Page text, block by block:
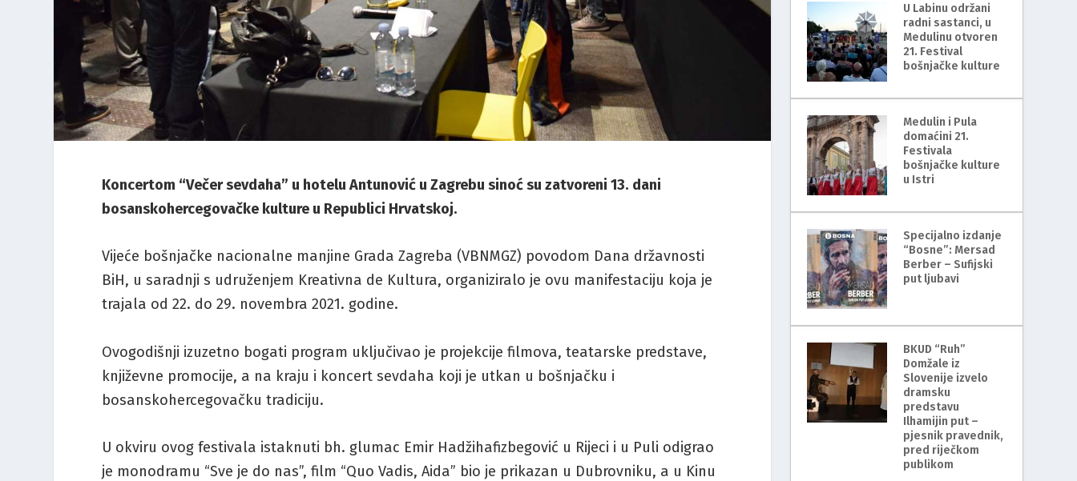
Koncertom “Večer sevdaha” u hotelu Antunović u Zagrebu sinoć su zatvoreni 13. dani
bosanskohercegovačke kulture u Republici Hrvatskoj.
Vijeće bošnjačke nacionalne manjine Grada Zagreba (VBNMGZ) povodom Dana državnosti
BiH, u saradnji s udruženjem Kreativna de Kultura, organiziralo je ovu manifestaciju koja je
trajala od 22. do 29. novembra 2021. godine.
Ovogodišnji izuzetno bogati program uključivao je projekcije filmova, teatarske predstave,
književne promocije, a na kraju i koncert sevdaha koji je utkan u bošnjačku i
bosanskohercegovačku tradiciju.
U okviru ovog festivala istaknuti bh. glumac Emir Hadžihafizbegović u Rijeci i u Puli odigrao
je monodramu “Sve je do nas”, film “Quo Vadis, Aida” bio je prikazan u Dubrovniku, a u Kinu
U Labinu održani
radni sastanci, u
Medulinu otvoren
21. Festival
bošnjačke kulture
Medulin i Pula
domaćini 21.
Festivala
bošnjačke kulture
u Istri
Specijalno izdanje
“Bosne”: Mersad
Berber – Sufijski
put ljubavi
BKUD “Ruh”
Domžale iz
Slovenije izvelo
dramsku
predstavu
Ilhamijin put –
pjesnik pravednik,
pred riječkom
publikom